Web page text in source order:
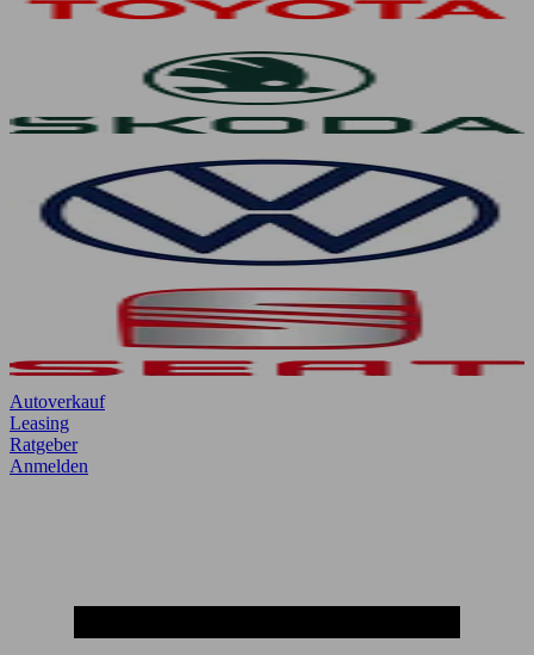
Autoverkauf
Leasing
Ratgeber
Anmelden